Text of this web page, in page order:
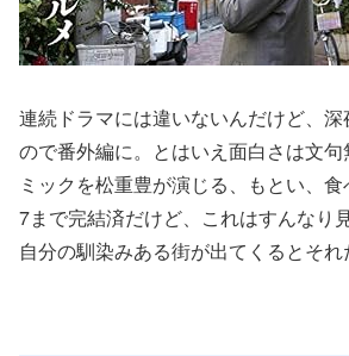
連続ドラマには違いないんだけど、
ので番外編に。とはいえ面白さは文
ミックを松重豊が演じる、もとい、
7まで完結済だけど、これはすんなり
自分の馴染みある街が出てくるとそれ